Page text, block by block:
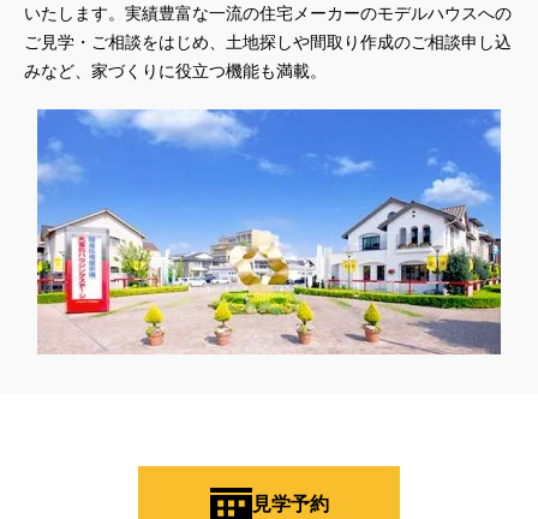
いたします。実績豊富な一流の住宅メーカーのモデルハウスへの
ご見学・ご相談をはじめ、土地探しや間取り作成のご相談申し込
みなど、家づくりに役立つ機能も満載。
見学予約